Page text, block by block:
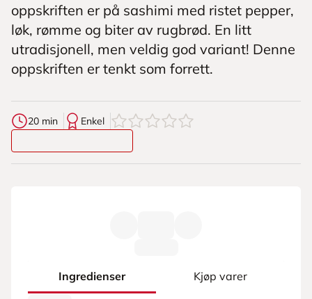
oppskriften er på sashimi med ristet pepper,
løk, rømme og biter av rugbrød. En litt
utradisjonell, men veldig god variant! Denne
oppskriften er tenkt som forrett.
20 min Enkel 0av5stjerner
Ingredienser Kjøp varer